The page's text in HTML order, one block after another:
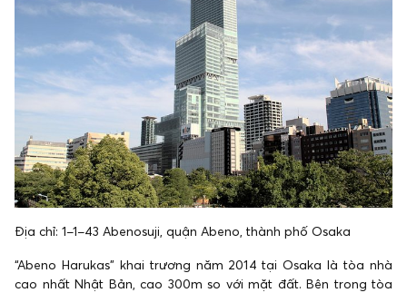
Địa chỉ: 1−1−43 Abenosuji, quận Abeno, thành phố Osaka
“Abeno Harukas” khai trương năm 2014 tại Osaka là tòa nhà
cao nhất Nhật Bản, cao 300m so với mặt đất. Bên trong tòa